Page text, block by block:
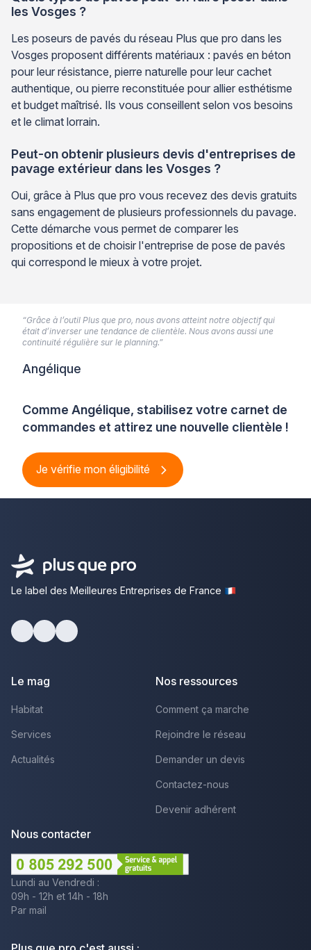
les Vosges ?
Les poseurs de pavés du réseau Plus que pro dans les
Vosges proposent différents matériaux : pavés en béton
pour leur résistance, pierre naturelle pour leur cachet
authentique, ou pierre reconstituée pour allier esthétisme
et budget maîtrisé. Ils vous conseillent selon vos besoins
et le climat lorrain.
Peut-on obtenir plusieurs devis d'entreprises de
pavage extérieur dans les Vosges ?
Oui, grâce à Plus que pro vous recevez des devis gratuits
sans engagement de plusieurs professionnels du pavage.
Cette démarche vous permet de comparer les
propositions et de choisir l'entreprise de pose de pavés
qui correspond le mieux à votre projet.
Comme Angélique, stabilisez votre carnet de
commandes et attirez une nouvelle clientèle !
Je vérifie mon éligibilité
“Grâce à l’outil Plus que pro, nous avons atteint notre objectif qui
était d’inverser une tendance de clientèle. Nous avons aussi une
continuité régulière sur le planning.”
Angélique
Le label des Meilleures Entreprises de France
Le mag
Habitat
Services
Actualités
Nos ressources
Comment ça marche
Rejoindre le réseau
Demander un devis
Contactez-nous
Devenir adhérent
Nous contacter
Lundi au Vendredi :
09h - 12h et 14h - 18h
Par mail